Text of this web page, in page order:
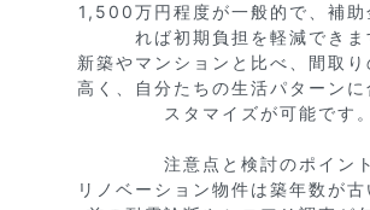
1,500万円程度が一般的で、補助
れば初期負担を軽減できま
新築やマンションと比べ、間取
高く、自分たちの生活パターンに
スタマイズが可能です。
注意点と検討のポイント
リノベーション物件は築年数が